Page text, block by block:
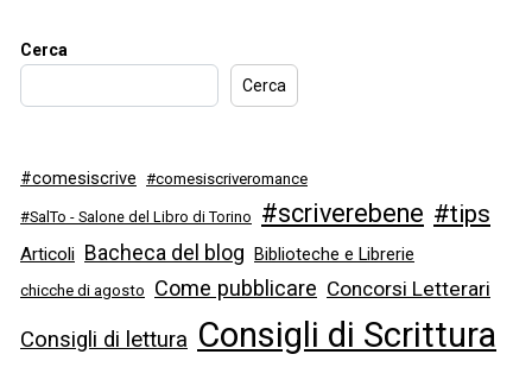
Cerca
Cerca
#comesiscrive #comesiscriveromance
#SalTo - Salone del Libro di Torino #scriverebene #tips
Articoli Bacheca del blog Biblioteche e Librerie
chicche di agosto Come pubblicare Concorsi Letterari
Consigli di lettura Consigli di Scrittura